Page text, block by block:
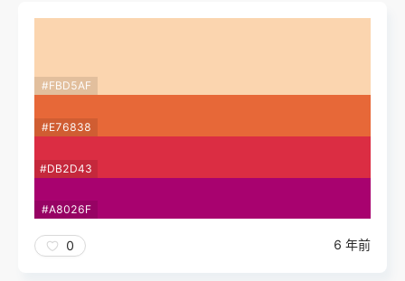
#FBD5AF
#E76838
#DB2D43
#A8026F
0 6 年前